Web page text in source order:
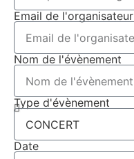
Email de l'organisateur
Nom de l'évènement
Type d'évènement
Date